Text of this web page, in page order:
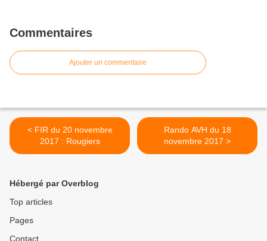
Commentaires
Ajouter un commentaire
< FIR du 20 novembre
2017 : Rougiers
Rando AVH du 18
novembre 2017 >
Hébergé par Overblog
Top articles
Pages
Contact